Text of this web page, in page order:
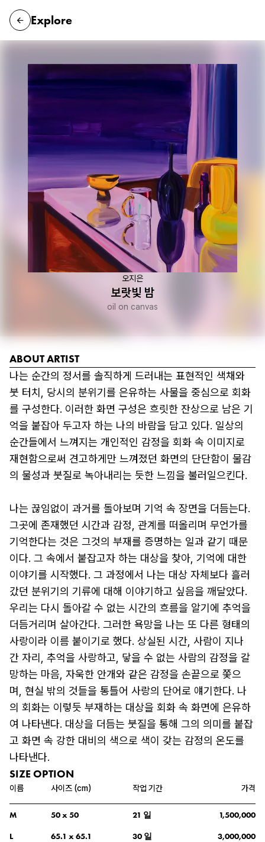
Explore
오지은
보랏빛 밤
oil on canvas
ABOUT ARTIST
나는 순간의 정서를 솔직하게 드러내는 표현적인 색채와
붓 터치, 당시의 분위기를 은유하는 사물을 중심으로 회화
를 구성한다. 이러한 화면 구성은 흐릿한 잔상으로 남은 기
억을 붙잡아 두고자 하는 나의 바람을 담고 있다. 일상의
순간들에서 느껴지는 개인적인 감정을 회화 속 이미지로
재현함으로써 견고하게만 느껴졌던 화면의 단단함이 물감
의 물성과 붓질로 녹아내리는 듯한 느낌을 불러일으킨다.
나는 끊임없이 과거를 돌아보며 기억 속 장면을 더듬는다.
그곳에 존재했던 시간과 감정, 관계를 떠올리며 무언가를
기억한다는 것은 그것의 부재를 증명하는 일과 같기 때문
이다. 그 속에서 붙잡고자 하는 대상을 찾아, 기억에 대한
이야기를 시작했다. 그 과정에서 나는 대상 자체보다 흘러
갔던 분위기의 기류에 대해 이야기하고 싶음을 깨달았다.
우리는 다시 돌아갈 수 없는 시간의 흐름을 알기에 추억을
더듬거리며 살아간다. 그러한 욕망을 나는 또 다른 형태의
사랑이라 이름 붙이기로 했다. 상실된 시간, 사람이 지나
간 자리, 추억을 사랑하고, 닿을 수 없는 사람의 감정을 갈
망하는 마음, 자욱한 안개와 같은 감정을 손끝으로 쫓으
며, 현실 밖의 것들을 통틀어 사랑의 단어로 얘기한다. 나
의 회화는 이렇듯 부재하는 대상을 회화 속 화면에 은유하
여 나타낸다. 대상을 더듬는 붓질을 통해 그의 의미를 붙잡
고 화면 속 강한 대비의 색으로 색이 갖는 감정의 온도를
나타낸다.
SIZE OPTION
이름 사이즈 (cm) 작업 기간 가격
M 50 x 50 21 일
1,500,000
L
65.1 x 65.1 30 일
3,000,000